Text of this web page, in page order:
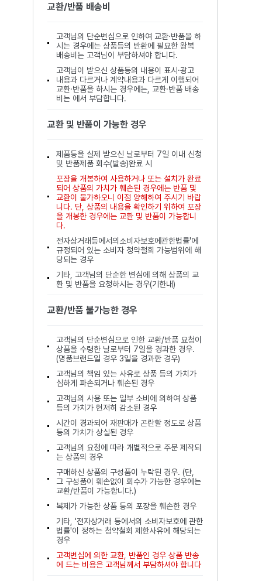
교환/반품 배송비
고객님의 단순변심으로 인하여 교환·반품을 하
시는 경우에는 상품등의 반환에 필요한 왕복
배송비는 고객님이 부담하셔야 합니다.
고객님이 받으신 상품등의 내용이 표시·광고
내용과 다르거나 계약내용과 다르게 이행되어
교환·반품을 하시는 경우에는, 교환·반품 배송
비는 에서 부담합니다.
교환 및 반품이 가능한 경우
제품등을 실제 받으신 날로부터 7일 이내 신청
및 반품제품 회수(발송)완료 시
포장을 개봉하여 사용하거나 또는 설치가 완료
되어 상품의 가치가 훼손된 경우에는 반품 및
교환이 불가하오니 이점 양해하여 주시기 바랍
니다. 단, 상품의 내용을 확인하기 위하여 포장
을 개봉한 경우에는 교환 및 반품이 가능합니
다.
전자상거래등에서의소비자보호에관한법률'에
규정되어 있는 소비자 청약철회 가능범위에 해
당되는 경우
기타, 고객님의 단순한 변심에 의해 상품의 교
환 및 반품을 요청하시는 경우(기한내)
교환/반품 불가능한 경우
고객님의 단순변심으로 인한 교환/반품 요청이
상품을 수령한 날로부터 7일을 경과한 경우.
(명품브랜드일 경우 3일을 경과한 경우)
고객님의 책임 있는 사유로 상품 등의 가치가
심하게 파손되거나 훼손된 경우
고객님의 사용 또는 일부 소비에 의하여 상품
등의 가치가 현저히 감소된 경우
시간이 경과되어 재판매가 곤란할 정도로 상품
등의 가치가 상실된 경우
고객님의 요청에 따라 개별적으로 주문 제작되
는 상품의 경우
구매하신 상품의 구성품이 누락된 경우. (단,
그 구성품이 훼손없이 회수가 가능한 경우에는
교환/반품이 가능합니다.)
복제가 가능한 상품 등의 포장을 훼손한 경우
기타, '전자상거래 등에서의 소비자보호에 관한
법률'이 정하는 청약철회 제한사유에 해당되는
경우
고객변심에 의한 교환, 반품인 경우 상품 반송
에 드는 비용은 고객님께서 부담하셔야 합니다